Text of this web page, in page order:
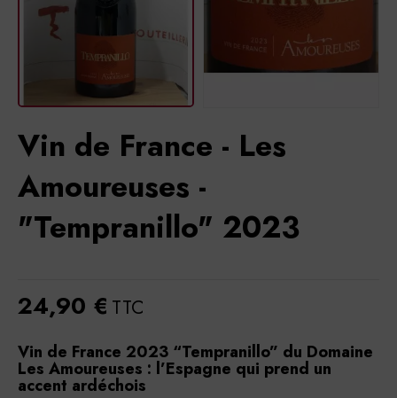
Vin de France - Les
Amoureuses -
"Tempranillo" 2023
24,90 € TTC
Vin de France 2023 “Tempranillo” du Domaine
Les Amoureuses : l’Espagne qui prend un
accent ardéchois